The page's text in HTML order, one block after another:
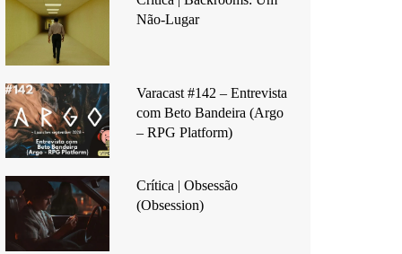
Não-Lugar
Varacast #142 – Entrevista
com Beto Bandeira (Argo
– RPG Platform)
Crítica | Obsessão
(Obsession)